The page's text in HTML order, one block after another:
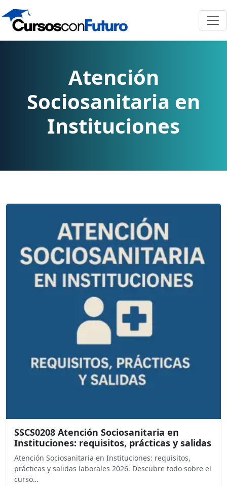
Atención
Sociosanitaria en
Instituciones
SSCS0208 Atención Sociosanitaria en
Instituciones: requisitos, prácticas y salidas
Atención Sociosanitaria en Instituciones: requisitos,
prácticas y salidas laborales 2026. Descubre todo sobre el
curso…